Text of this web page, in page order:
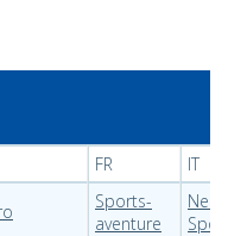
FR IT
Sports-
aventure